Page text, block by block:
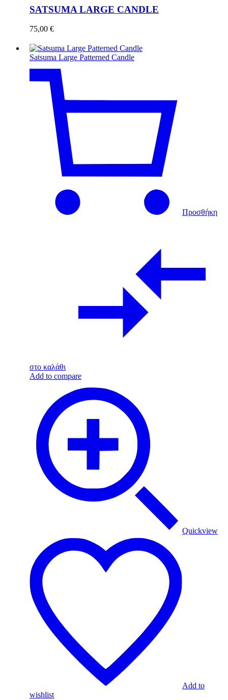
SATSUMA LARGE CANDLE
75,00 €
Satsuma Large Patterned Candle
Προσθήκη
στο καλάθι
Add to compare
Quickview
Add to
wishlist